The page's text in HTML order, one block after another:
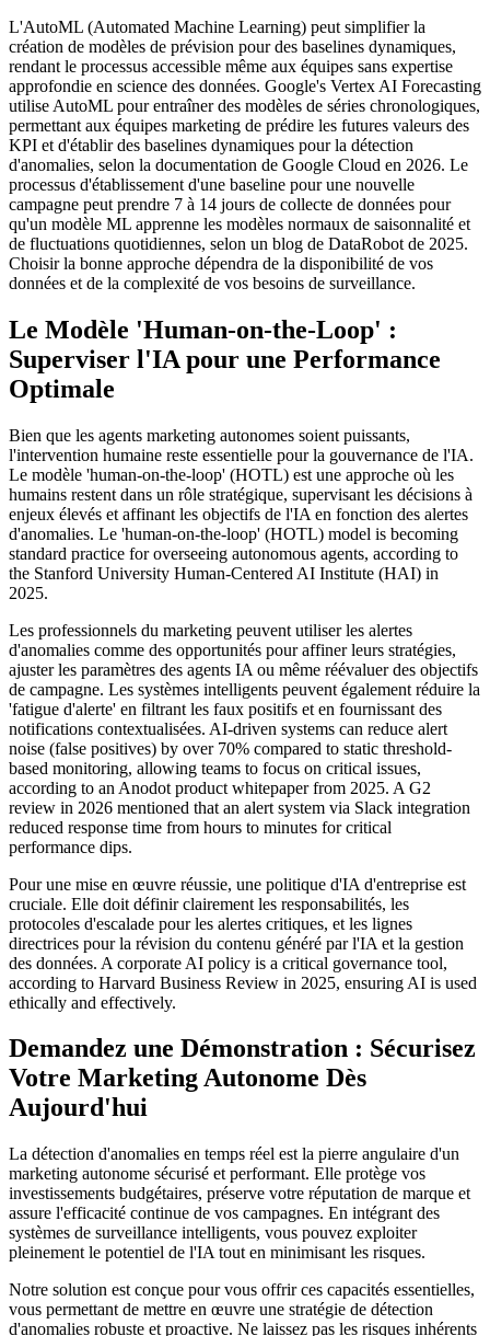
L'AutoML (Automated Machine Learning) peut simplifier la
création de modèles de prévision pour des baselines dynamiques,
rendant le processus accessible même aux équipes sans expertise
approfondie en science des données. Google's Vertex AI Forecasting
utilise AutoML pour entraîner des modèles de séries chronologiques,
permettant aux équipes marketing de prédire les futures valeurs des
KPI et d'établir des baselines dynamiques pour la détection
d'anomalies, selon la documentation de Google Cloud en 2026. Le
processus d'établissement d'une baseline pour une nouvelle
campagne peut prendre 7 à 14 jours de collecte de données pour
qu'un modèle ML apprenne les modèles normaux de saisonnalité et
de fluctuations quotidiennes, selon un blog de DataRobot de 2025.
Choisir la bonne approche dépendra de la disponibilité de vos
données et de la complexité de vos besoins de surveillance.
Le Modèle 'Human-on-the-Loop' :
Superviser l'IA pour une Performance
Optimale
Bien que les agents marketing autonomes soient puissants,
l'intervention humaine reste essentielle pour la gouvernance de l'IA.
Le modèle 'human-on-the-loop' (HOTL) est une approche où les
humains restent dans un rôle stratégique, supervisant les décisions à
enjeux élevés et affinant les objectifs de l'IA en fonction des alertes
d'anomalies. Le 'human-on-the-loop' (HOTL) model is becoming
standard practice for overseeing autonomous agents, according to
the Stanford University Human-Centered AI Institute (HAI) in
2025.
Les professionnels du marketing peuvent utiliser les alertes
d'anomalies comme des opportunités pour affiner leurs stratégies,
ajuster les paramètres des agents IA ou même réévaluer des objectifs
de campagne. Les systèmes intelligents peuvent également réduire la
'fatigue d'alerte' en filtrant les faux positifs et en fournissant des
notifications contextualisées. AI-driven systems can reduce alert
noise (false positives) by over 70% compared to static threshold-
based monitoring, allowing teams to focus on critical issues,
according to an Anodot product whitepaper from 2025. A G2
review in 2026 mentioned that an alert system via Slack integration
reduced response time from hours to minutes for critical
performance dips.
Pour une mise en œuvre réussie, une politique d'IA d'entreprise est
cruciale. Elle doit définir clairement les responsabilités, les
protocoles d'escalade pour les alertes critiques, et les lignes
directrices pour la révision du contenu généré par l'IA et la gestion
des données. A corporate AI policy is a critical governance tool,
according to Harvard Business Review in 2025, ensuring AI is used
ethically and effectively.
Demandez une Démonstration : Sécurisez
Votre Marketing Autonome Dès
Aujourd'hui
La détection d'anomalies en temps réel est la pierre angulaire d'un
marketing autonome sécurisé et performant. Elle protège vos
investissements budgétaires, préserve votre réputation de marque et
assure l'efficacité continue de vos campagnes. En intégrant des
systèmes de surveillance intelligents, vous pouvez exploiter
pleinement le potentiel de l'IA tout en minimisant les risques.
Notre solution est conçue pour vous offrir ces capacités essentielles,
vous permettant de mettre en œuvre une stratégie de détection
d'anomalies robuste et proactive. Ne laissez pas les risques inhérents